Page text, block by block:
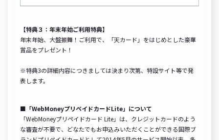
【特典３：年末年始ご利用特典】
年末年始、大盤振舞！ご利用で、「天カード」をはじめとした豪華
賞品をプレゼント！
※特典3の詳細内容につきましては決まり次第、特設サイト等で発
表します。
■「WebMoneyプリペイドカードLite」について
「WebMoneyプリペイドカード Lite」は、クレジットカードのよう
な審査が不要で、どなたでもお申込みいただくことができる国際ブ